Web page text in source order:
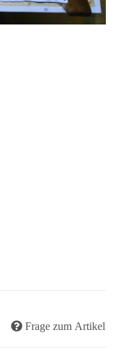
Frage zum Artikel